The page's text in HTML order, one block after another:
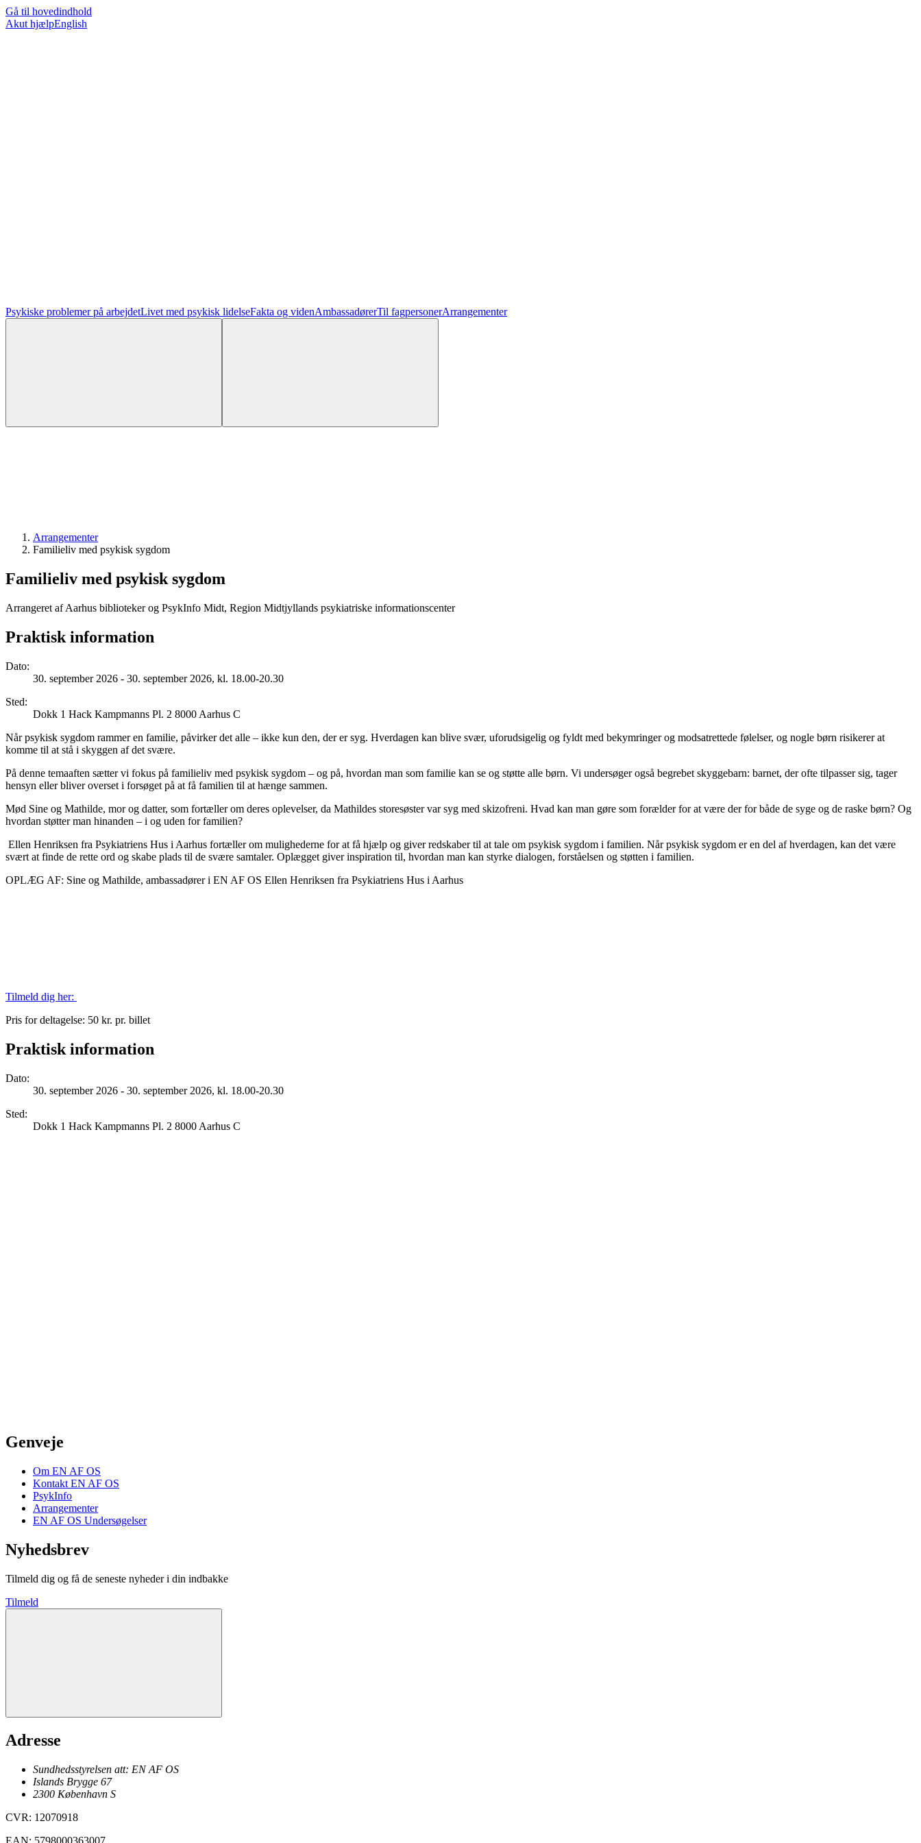
Gå til hovedindhold
Akut hjælpEnglish
Psykiske problemer på arbejdetLivet med psykisk lidelseFakta og videnAmbassadørerTil fagpersonerArrangementer
Arrangementer
Familieliv med psykisk sygdom
Familieliv med psykisk sygdom
Arrangeret af Aarhus biblioteker og PsykInfo Midt, Region Midtjyllands psykiatriske informationscenter
Praktisk information
Dato:
30. september 2026 - 30. september 2026, kl. 18.00-20.30
Sted:
Dokk 1 Hack Kampmanns Pl. 2 8000 Aarhus C
Når psykisk sygdom rammer en familie, påvirker det alle – ikke kun den, der er syg. Hverdagen kan blive svær, uforudsigelig og fyldt med bekymringer og modsatrettede følelser, og nogle børn risikerer at
komme til at stå i skyggen af det svære.
På denne temaaften sætter vi fokus på familieliv med psykisk sygdom – og på, hvordan man som familie kan se og støtte alle børn. Vi undersøger også begrebet skyggebarn: barnet, der ofte tilpasser sig, tager
hensyn eller bliver overset i forsøget på at få familien til at hænge sammen.
Mød Sine og Mathilde, mor og datter, som fortæller om deres oplevelser, da Mathildes storesøster var syg med skizofreni. Hvad kan man gøre som forælder for at være der for både de syge og de raske børn? Og
hvordan støtter man hinanden – i og uden for familien?
Ellen Henriksen fra Psykiatriens Hus i Aarhus fortæller om mulighederne for at få hjælp og giver redskaber til at tale om psykisk sygdom i familien. Når psykisk sygdom er en del af hverdagen, kan det være
svært at finde de rette ord og skabe plads til de svære samtaler. Oplægget giver inspiration til, hvordan man kan styrke dialogen, forståelsen og støtten i familien.
OPLÆG AF: Sine og Mathilde, ambassadører i EN AF OS Ellen Henriksen fra Psykiatriens Hus i Aarhus
Tilmeld dig her:
Pris for deltagelse: 50 kr. pr. billet
Praktisk information
Dato:
30. september 2026 - 30. september 2026, kl. 18.00-20.30
Sted:
Dokk 1 Hack Kampmanns Pl. 2 8000 Aarhus C
Genveje
Om EN AF OS
Kontakt EN AF OS
PsykInfo
Arrangementer
EN AF OS Undersøgelser
Nyhedsbrev
Tilmeld dig og få de seneste nyheder i din indbakke
Tilmeld
Adresse
Sundhedsstyrelsen att: EN AF OS
Islands Brygge 67
2300 København S
CVR: 12070918
EAN: 5798000363007